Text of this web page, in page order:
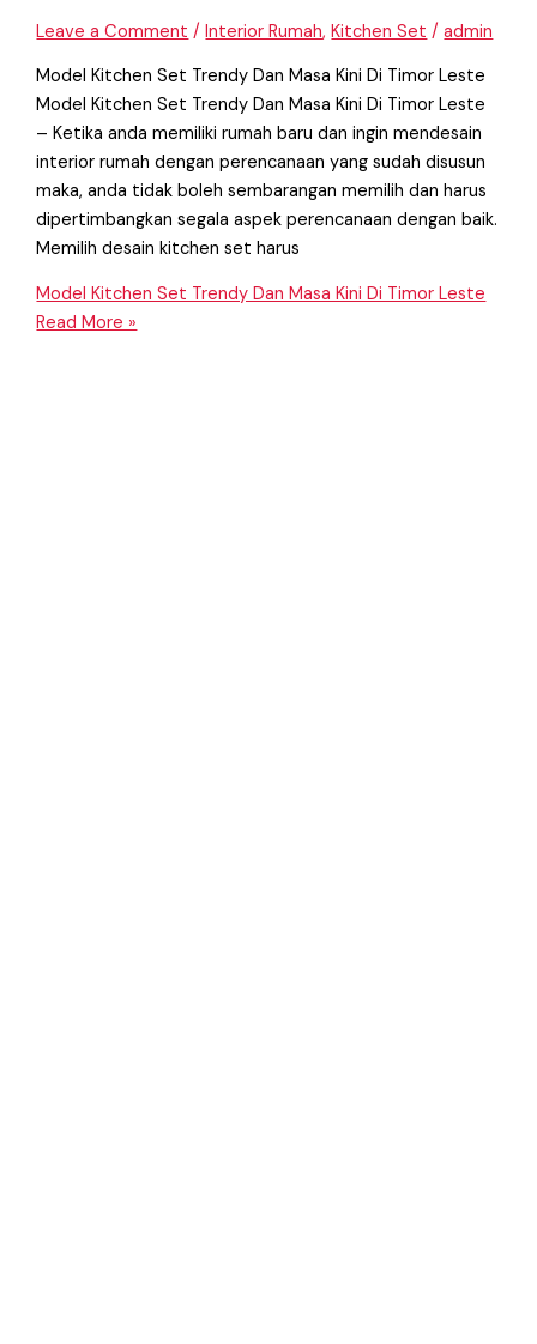
Leave a Comment /Interior Rumah,Kitchen Set /admin
Model Kitchen Set Trendy Dan Masa Kini Di Timor Leste
Model Kitchen Set Trendy Dan Masa Kini Di Timor Leste
– Ketika anda memiliki rumah baru dan ingin mendesain
interior rumah dengan perencanaan yang sudah disusun
maka, anda tidak boleh sembarangan memilih dan harus
dipertimbangkan segala aspek perencanaan dengan baik.
Memilih desain kitchen set harus
Model Kitchen Set Trendy Dan Masa Kini Di Timor Leste
Read More »